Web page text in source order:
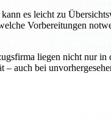
es leicht zu
Vorbereitungen
liegen nicht nur
auch bei